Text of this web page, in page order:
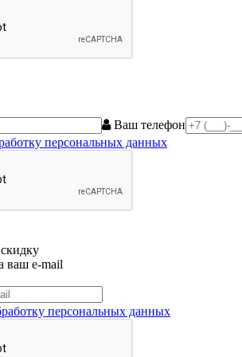
Ваш телефон
персональных данных
ваш e-mail
персональных данных